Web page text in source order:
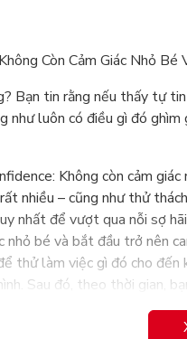
Còn Cảm Giác Nhỏ
Bạn tin rằng nếu thấy tự
như luôn có điều gì đó
Không còn cảm
nhiều – cũng như thử
nhất để vượt qua nỗi sợ
nhỏ bé và bắt đầu trở nên
thử làm việc gì đó cho
Sau đó, theo thời gian,
năng của mình. Can đảm và